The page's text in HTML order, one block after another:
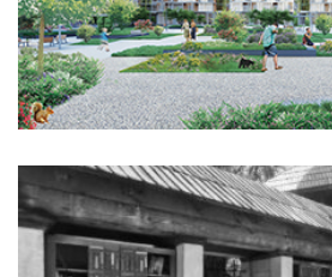
poslovni
Otvorena